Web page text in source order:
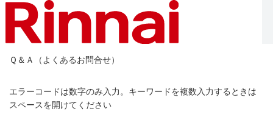
Ｑ＆Ａ（よくあるお問合せ）
エラーコードは数字のみ入力。キーワードを複数入力するときは
スペースを開けてください